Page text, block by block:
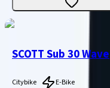
SCOTT Sub 30 Wave
Citybike
E-Bike